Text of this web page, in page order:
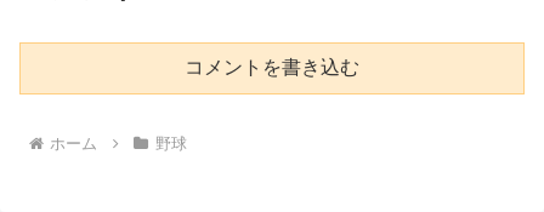
コメントを書き込む
ホーム 野球